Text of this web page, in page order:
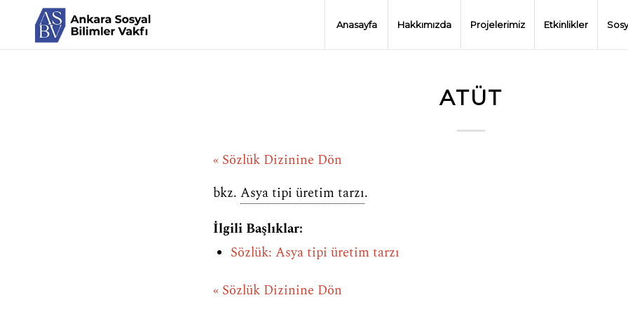
Anasayfa Hakkımızda Projelerimiz Etkinlikler
ATÜT
« Sözlük Dizinine Dön
bkz. Asya tipi üretim tarzı.
İlgili Başlıklar:
Sözlük: Asya tipi üretim tarzı
« Sözlük Dizinine Dön